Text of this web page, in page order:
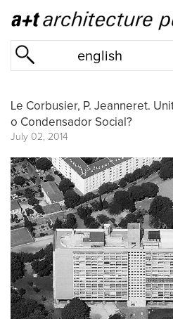
english
Le Corbusier, P. Jeanneret.
o Condensador Social?
July 02, 2014